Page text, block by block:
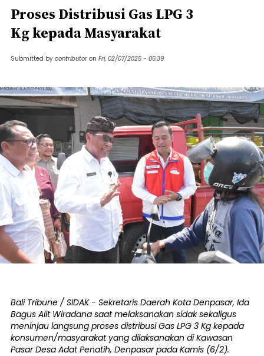
Proses Distribusi Gas LPG 3
Kg kepada Masyarakat
Submitted by contributor on Fri, 02/07/2025 - 05:39
Bali Tribune / SIDAK - Sekretaris Daerah Kota Denpasar, Ida
Bagus Alit Wiradana saat melaksanakan sidak sekaligus
meninjau langsung proses distribusi Gas LPG 3 Kg kepada
konsumen/masyarakat yang dilaksanakan di Kawasan
Pasar Desa Adat Penatih, Denpasar pada Kamis (6/2).